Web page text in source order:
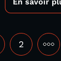
2 •••